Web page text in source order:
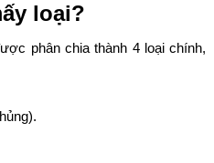
loại?
phân chia thành 4 loại chính,